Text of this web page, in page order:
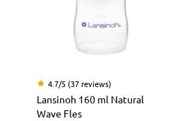
4.7/5 (37 reviews)
Lansinoh 160 ml Natural
Wave Fles